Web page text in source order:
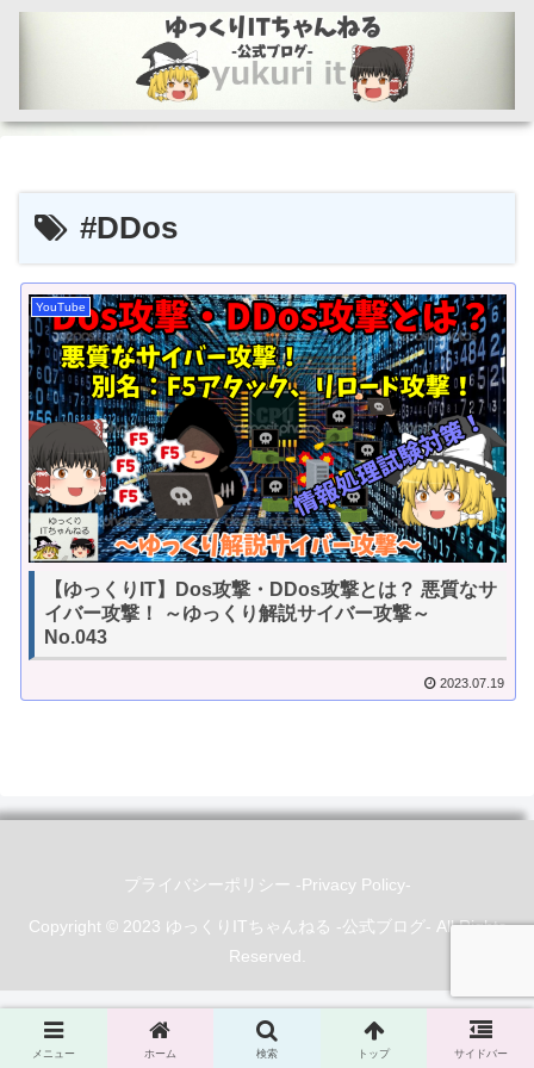
#DDos
YouTube
【ゆっくりIT】Dos攻撃・DDos攻撃とは？ 悪質なサ
イバー攻撃！ ～ゆっくり解説サイバー攻撃～
No.043
2023.07.19
プライバシーポリシー -Privacy Policy-
Copyright © 2023 ゆっくりITちゃんねる -公式ブログ- All Rights
Reserved.
メニュー ホーム 検索 トップ サイドバー